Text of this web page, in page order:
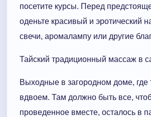
посетите курсы. Перед
оденьте красивый и эротический
свечи, аромалампу или другие
Тайский традиционный массаж в
Выходные в загородном доме, где
вдвоем. Там должно быть все,
проведенное вместе, осталось в